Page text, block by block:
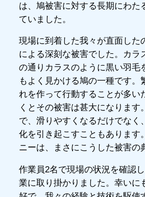
は、鳩被害に対する長期にわた
ていました。
現場に到着した我々が直面した
による深刻な被害でした。カラ
の通りカラスのように黒い羽毛
もよく見かける鳩の一種です。
れを作って行動することが多い
くとその被害は甚大になります
で、滑りやすくなるだけでなく
化を引き起こすこともあります
ニーは、まさにこうした被害の
作業員2名で現場の状況を確認
業に取り掛かりました。幸いに